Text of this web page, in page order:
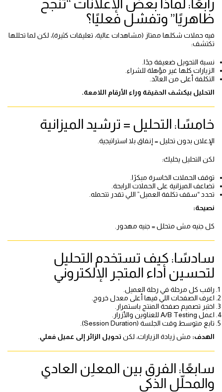
رابعًا: لماذا بعض الإعلانات “تنجح
ظاهريًا” وتفشل فعليًا؟
فيه حملات شكلها ممتاز (مشاهدات عالية، تعليقات كثيرة)، لكن لما تحللها
تكتشف:
نسبة التحويل ضعيفة جدًا.
الزيارات كلها غير مؤهلة للشراء.
التكلفة أعلى من العائد.
التحليل بيكشف الحقيقة وراء الأرقام اللامعة.
خامسًا: التحليل = ترشيد الميزانية
الإعلان بدون تحليل = إنفاق بلا استراتيجية.
لكن التحليل يخليك:
توقف الحملات الخاسرة مبكرًا.
تضاعف الميزانية على الحملات الرابحة.
تحدد “سقف تكلفة العميل” اللي تقدر تتحمله.
نصيحة:
كل جنيه مش متحلل = جنيه مهدور.
سادسًا: كيف تستخدم التحليل
لتحسين أداء المتجر الإلكتروني
راقب كل مرحلة في رحلة العميل.
اعرف الصفحات اللي فيها أعلى معدل خروج.
اختبر تصميم صفحة المنتج باستمرار.
اعمل A/B Testing للعناوين والأزرار.
تابع متوسط وقت الجلسة (Session Duration).
الهدف: مش زيادة الزيارات، لكن تحويل الزائر إلى عميل فعلي.
سابعًا: الفرق بين المعلِن العادي
والمحلّل الذكي